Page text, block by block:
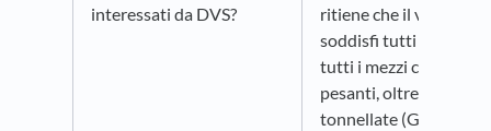
interessati da DVS?
ritiene che il veicolo
soddisfi tutti i
tutti i mezzi
pesanti, oltre le 12
tonnellate (GVW), che